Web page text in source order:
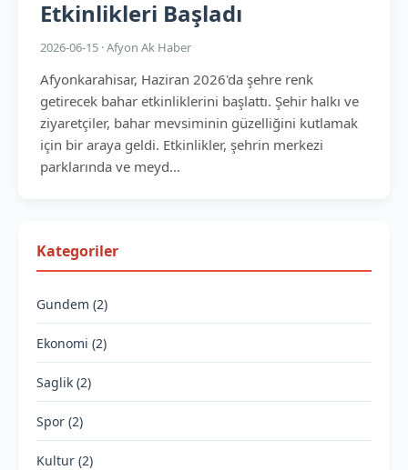
Etkinlikleri Başladı
2026-06-15 · Afyon Ak Haber
Afyonkarahisar, Haziran 2026'da şehre renk
getirecek bahar etkinliklerini başlattı. Şehir halkı ve
ziyaretçiler, bahar mevsiminin güzelliğini kutlamak
için bir araya geldi. Etkinlikler, şehrin merkezi
parklarında ve meyd...
Kategoriler
Gundem (2)
Ekonomi (2)
Saglik (2)
Spor (2)
Kultur (2)